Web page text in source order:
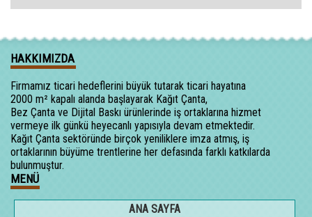
HAKKIMIZDA
Firmamız ticari hedeflerini büyük tutarak ticari hayatına
2000 m² kapalı alanda başlayarak Kağıt Çanta,
Bez Çanta ve Dijital Baskı ürünlerinde iş ortaklarına hizmet
vermeye ilk günkü heyecanlı yapısıyla devam etmektedir.
Kağıt Çanta sektöründe birçok yeniliklere imza atmış, iş
ortaklarının büyüme trentlerine her defasında farklı katkılarda
bulunmuştur.
MENÜ
ANA SAYFA